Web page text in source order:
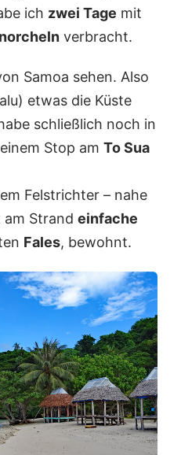
ich zwei Tage mit
verbracht.
Samoa sehen. Also
etwas die Küste
schließlich noch in
Stop am To Sua
Felstrichter – nahe
Strand einfache
Fales, bewohnt.